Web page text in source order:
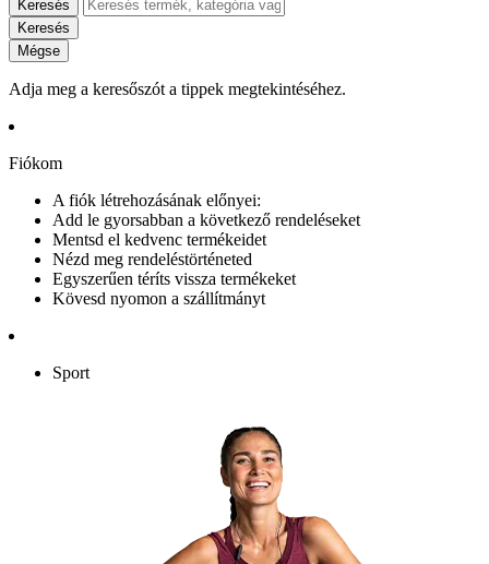
Keresés
Keresés
Mégse
Adja meg a keresőszót a tippek megtekintéséhez.
Fiókom
A fiók létrehozásának előnyei:
Add le gyorsabban a következő rendeléseket
Mentsd el kedvenc termékeidet
Nézd meg rendeléstörténeted
Egyszerűen téríts vissza termékeket
Kövesd nyomon a szállítmányt
Sport